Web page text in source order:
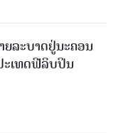
ຍລະບາດຢູ່ນະຄອນ
ະເທດຟີລິບປິນ